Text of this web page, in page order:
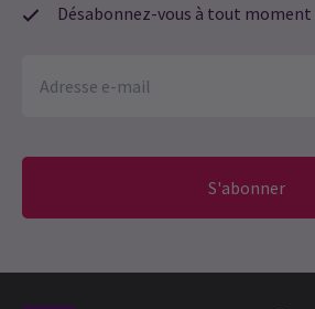
Désabonnez-vous à tout moment
S'abonner